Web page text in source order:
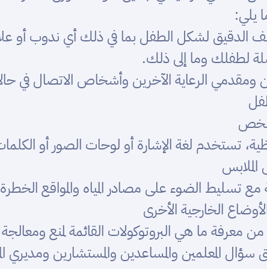
يلي:
الدقيق لشكل الطفل بما في ذلك أي ندوب أو
لطفلك وما إلى ذلك.
ومقدمي الرعاية الآخرين وأشخاص الاتصال في
تستخدم لغة الإشارة أو لوحات الصور أو الكلمات
تسليط الضوء على مصادر المياه والمواقع الخطرة
من معرفة ما هي البروتوكولات القائمة لمنع
المعلمين والمساعدين والمستشارين ومديري